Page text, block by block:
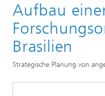
Zusammenarbeit
Referenzen
Aufbau
Brasilien
Strategische Planung von